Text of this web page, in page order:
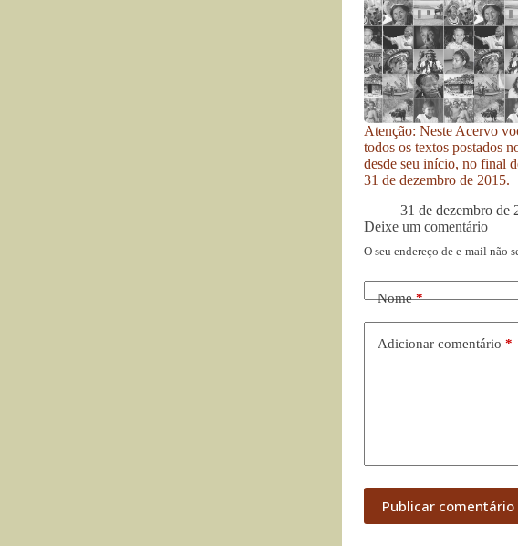
Atenção: Neste Acervo
todos os textos postados
desde seu início, no final
31 de dezembro de 2015.
31 de dezembro de
Deixe um comentário
O seu endereço de e-mail não
Nome*
Adicionar comentário *
Publicar comentário